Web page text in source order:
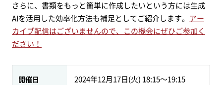
さらに、書類をもっと簡単に作成したいという方には生成
AIを活用した効率化方法も補足としてご紹介します。 アー
カイブ配信はございませんので、この機会にぜひご参加く
ださい！
開催日 2024年12月17日(火) 18:15～19:15